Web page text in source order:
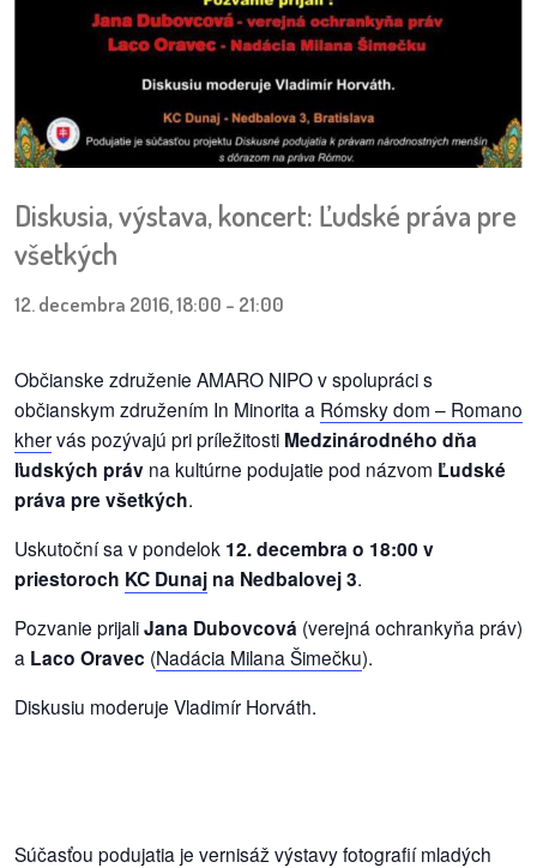
kalendár
mestské
časti
konania
stavebné
konania
konania
dobrá
prax
práca
Diskusia, výstava, koncert: Ľudské práva pre
všetkých
12. decembra 2016, 18:00 - 21:00
Občianske združenie AMARO NIPO v spolupráci s
občianskym združením In Minorita a Rómsky dom – Romano
khervás pozývajú pri príležitosti Medzinárodného dňa
ľudských práv na kultúrne podujatie pod názvom Ľudské
práva pre všetkých.
Uskutoční sa v pondelok 12. decembra o 18:00 v
priestoroch KC Dunaj na Nedbalovej 3.
Pozvanie prijaliJana Dubovcová (verejná ochrankyňa práv)
a Laco Oravec (Nadácia Milana Šimečku).
Diskusiu moderuje Vladimír Horváth.
Súčasťou podujatia je vernisáž výstavy fotografií mladých